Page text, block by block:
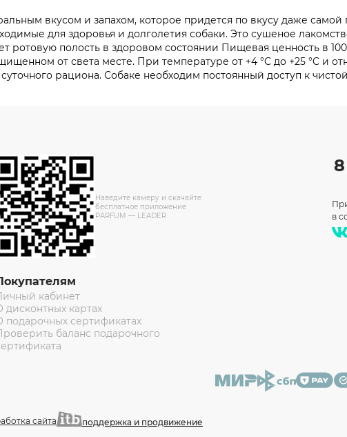
вкусом и запахом, которое придется по вкусу даже
для здоровья и долголетия собаки. Это сушеное
ротовую полость в здоровом состоянии Пищевая ценность в 100
от света месте. При температуре от +4 °C до +25 °C и
рациона. Собаке необходим постоянный доступ к
Наведите камеру и скачайте
бесплатное приложение
PARFUM — LEADER
кабинет
дисконтных картах
подарочных сертификатах
баланс подарочного
в
сайта поддержка и продвижение